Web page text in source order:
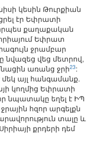
կեսին Թուրքիան
էր Եփրատի
քաղաքական
Եփրատ
ջրամբար
նվազեց վեց մետրով,
առանց ջրի23:
այլ հանգամանք.
կողմից Եփրատի
նպատակը եղել է ԻՊ
հզոր արգելքն
տալը և
քրդերի դեմ